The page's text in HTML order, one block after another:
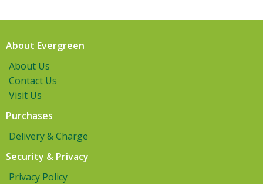
About Evergreen
About Us
Contact Us
Visit Us
Purchases
Delivery & Charge
Security & Privacy
Privacy Policy